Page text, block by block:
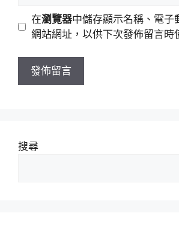
址
站
址
在瀏覽器中儲存顯示名稱、電子
網站網址，以供下次發佈留言時
搜尋